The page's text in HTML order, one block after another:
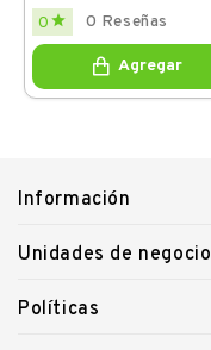
Price
0  0 Reseñas
Agregar
Información
Unidades de negocio
Políticas